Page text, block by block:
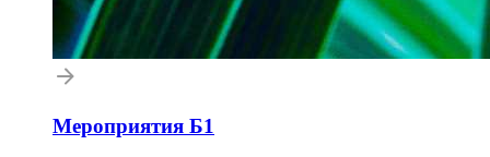
Мероприятия Б1